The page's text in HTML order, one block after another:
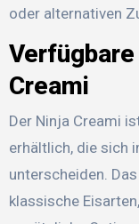
oder alternativen
Creami
Der Ninja Creami
erhältlich, die sich
unterscheiden.
klassische